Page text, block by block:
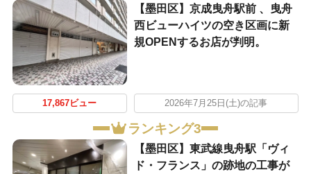
【墨田区】京成曳舟駅前 、曳舟
西ビューハイツの空き区画に新
規OPENするお店が判明。
17,867ビュー 2026年7月25日(土)の記事
ランキング3
【墨田区】東武線曳舟駅「ヴィ
ド・フランス」の跡地の工事が